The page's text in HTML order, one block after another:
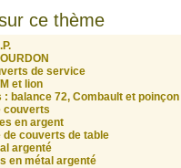
ce thème
de service
et lion
balance 72, Combault et
couverts
en argent
couverts de table
argenté
en métal argenté